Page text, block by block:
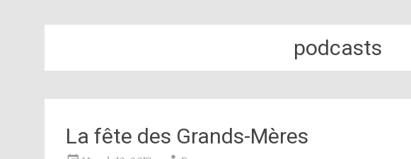
podcasts
La fête des Grands-Mères